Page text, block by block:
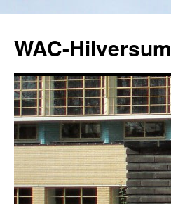
WAC-Hilversum